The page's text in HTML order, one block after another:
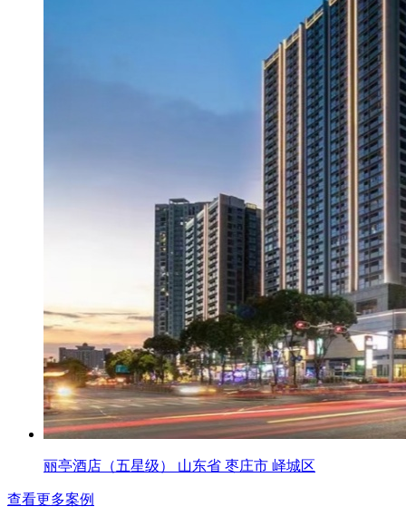
丽亭酒店（五星级） 山东省 枣庄市 峄城区
查看更多案例